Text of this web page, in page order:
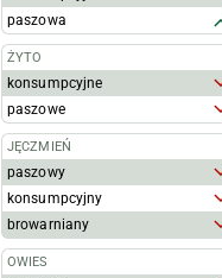
paszowa
ŻYTO
konsumpcyjne
paszowe
JĘCZMIEŃ
paszowy
konsumpcyjny
browarniany
OWIES